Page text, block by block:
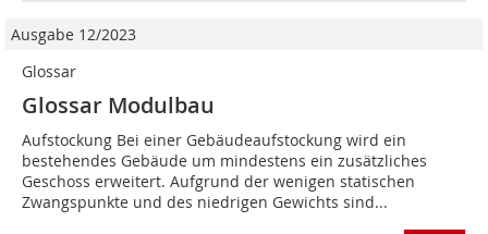
Ausgabe 12/2023
Glossar
Glossar Modulbau
Aufstockung Bei einer Gebäudeaufstockung wird ein
bestehendes Gebäude um mindestens ein zusätzliches
Geschoss erweitert. Aufgrund der wenigen statischen
Zwangspunkte und des niedrigen Gewichts sind...